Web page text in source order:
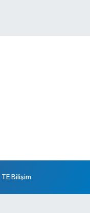
TE Bilişim